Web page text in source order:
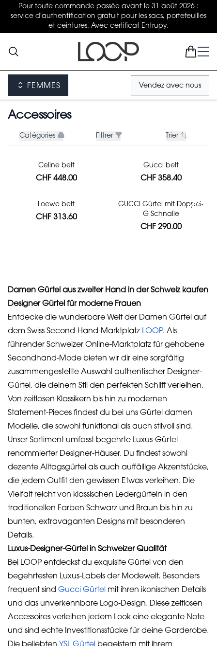
Pour toute commande passée avant le 31 août 2026 :
service d'authentification gratuit pour les sacs, portefeuilles
et ceintures. Avec certificat Entrupy.
FEMMES Vendez avec nous
Accessoires
Catégories Filtrer Trier
Celine belt
CHF 448.00
Gucci belt
CHF 358.40
Loewe belt
CHF 313.60
GUCCI Gürtel mit Doppel-
G Schnalle
CHF 290.00
Damen Gürtel aus zweiter Hand in der Schweiz kaufen
Designer Gürtel für moderne Frauen
Entdecke die wunderbare Welt der Damen Gürtel auf
dem Swiss Second-Hand-Marktplatz LOOP. Als
führender Schweizer Online-Marktplatz für gehobene
Secondhand-Mode bieten wir dir eine sorgfältig
zusammengestellte Auswahl authentischer Designer-
Gürtel, die deinem Stil den perfekten Schliff verleihen.
Von zeitlosen Klassikern bis hin zu modernen
Statement-Pieces findest du bei uns Gürtel damen
Modelle, die sowohl funktional als auch stilvoll sind.
Unser Sortiment umfasst begehrte Luxus-Gürtel
renommierter Designer-Häuser. Du findest sowohl
dezente Alltagsgürtel als auch auffällige Akzentstücke,
die jedem Outfit den gewissen Etwas verleihen. Die
Vielfalt reicht von klassischen Ledergürteln in den
traditionellen Farben Schwarz und Braun bis hin zu
bunten, extravaganten Designs mit besonderen
Details.
Luxus-Designer-Gürtel in Schweizer Qualität
Bei LOOP entdeckst du exquisite Gürtel von den
begehrtesten Luxus-Labels der Modewelt. Besonders
frequent sind Gucci Gürtel mit ihren ikonischen Details
und das unverkennbare Logo-Design. Diese zeitlosen
Accessoires verleihen jedem Look eine elegante Note
und sind echte Investitionsstücke für deine Garderobe.